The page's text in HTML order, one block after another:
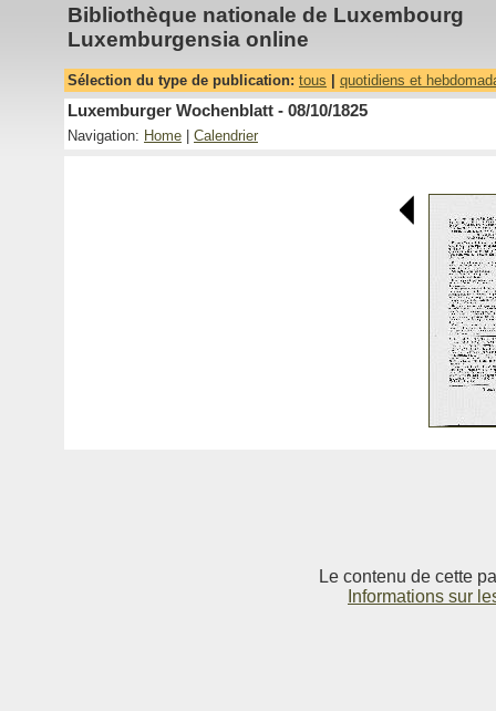
Bibliothèque nationale de Luxembourg
Luxemburgensia online
Sélection du type de publication: tous quotidiens et
Luxemburger Wochenblatt - 08/10/1825
Navigation: Home Calendrier
Le contenu de cette
Informations sur